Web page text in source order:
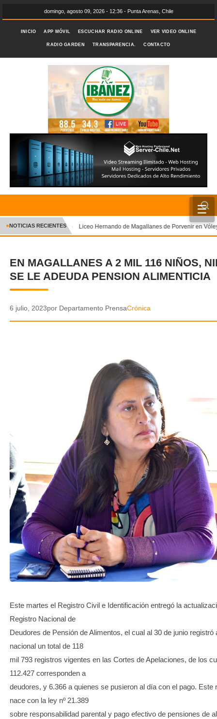
domingo, agosto 09, 2026 - 12:36 - Punta Arenas, Chile
INICIO APP MÓVIL ESCUCHAR RADIO ONLINE VER VIDEO ONLINE
RADIO GARDEN TRANSPARENCIA. CONTACTO
☰
INICIO
CRÓNICA
DEPORTES
POLICIAL
GALERIA DE FOTOS
TRANSPARENCIA
✕
●NOTICIAS RECIENTES Liceo Hernando de Magallanes de Porvenir en
EN MAGALLANES A 2 MIL 116 NIÑOS,
SE LE ADEUDA PENSION ALIMENTICIA
6 julio, 2023por Departamento PrensaCrónica
Este martes el Registro Civil e Identificación entregó la
Registro Nacional de
Deudores de Pensión de Alimentos, el cual al 30 de junio registró
nacional un total de 118
mil 793 registros vigentes en las Cortes de Apelaciones, de los
112.427 corresponden a
deudores, y 6.366 a quienes se pusieron al día con el pago. Este
nace con la ley nº 21.389
sobre responsabilidad parental y pago efectivo de pensiones de